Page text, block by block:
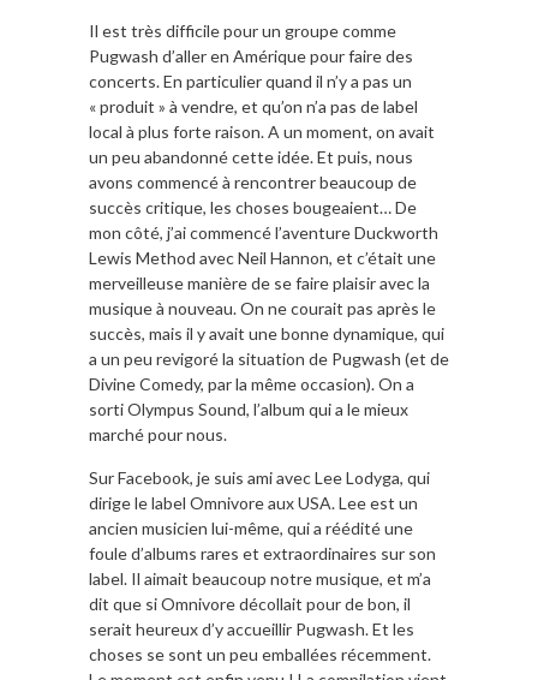
Il est très difficile pour un groupe comme
Pugwash d’aller en Amérique pour faire des
concerts. En particulier quand il n’y a pas un
« produit » à vendre, et qu’on n’a pas de label
local à plus forte raison. A un moment, on avait
un peu abandonné cette idée. Et puis, nous
avons commencé à rencontrer beaucoup de
succès critique, les choses bougeaient… De
mon côté, j’ai commencé l’aventure Duckworth
Lewis Method avec Neil Hannon, et c’était une
merveilleuse manière de se faire plaisir avec la
musique à nouveau. On ne courait pas après le
succès, mais il y avait une bonne dynamique, qui
a un peu revigoré la situation de Pugwash (et de
Divine Comedy, par la même occasion). On a
sorti Olympus Sound, l’album qui a le mieux
marché pour nous.
Sur Facebook, je suis ami avec Lee Lodyga, qui
dirige le label Omnivore aux USA. Lee est un
ancien musicien lui-même, qui a réédité une
foule d’albums rares et extraordinaires sur son
label. Il aimait beaucoup notre musique, et m’a
dit que si Omnivore décollait pour de bon, il
serait heureux d’y accueillir Pugwash. Et les
choses se sont un peu emballées récemment.